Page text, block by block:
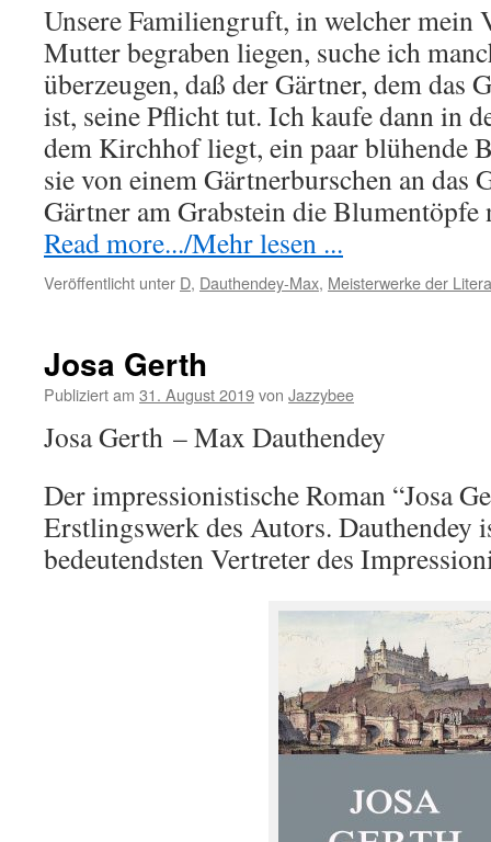
Unsere Familiengruft, in welcher mein
Mutter begraben liegen, suche ich
überzeugen, daß der Gärtner, dem das
ist, seine Pflicht tut. Ich kaufe dann in
dem Kirchhof liegt, ein paar blühende
sie von einem Gärtnerburschen an das
Gärtner am Grabstein die
Read more.../Mehr lesen ...
Veröffentlicht unter D, Dauthendey-Max, Meisterwerke der
Josa Gerth
Publiziert am 31. August 2019von Jazzybee
Josa Gerth – Max Dauthendey
Der impressionistische Roman “Josa
Erstlingswerk des Autors. Dauthendey
bedeutendsten Vertreter des